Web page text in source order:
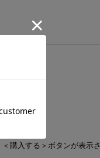
います。
購入する＞ボタンが表示